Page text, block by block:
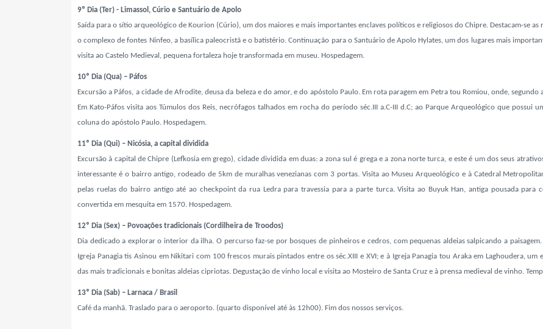
9º Dia (Ter) - Limassol, Cúrio e Santuário de Apolo
Saída para o sítio arqueológico de Kourion (Cúrio), um dos maiores e mais importantes enclaves políticos e religiosos do Chipre. Destacam-se as
o complexo de fontes Ninfeo, a basílica paleocristã e o batistério. Continuação para o Santuário de Apolo Hylates, um dos lugares mais
visita ao Castelo Medieval, pequena fortaleza hoje transformada em museu. Hospedagem.
10º Dia (Qua) – Páfos
Excursão a Páfos, a cidade de Afrodite, deusa da beleza e do amor, e do apóstolo Paulo. Em rota paragem em Petra tou Romiou, onde,
Em Kato-Páfos visita aos Túmulos dos Reis, necrófagos talhados em rocha do período séc.III a.C-III d.C; ao Parque Arqueológico que possui
coluna do apóstolo Paulo. Hospedagem.
11º Dia (Qui) – Nicósia, a capital dividida
Excursão à capital de Chipre (Lefkosia em grego), cidade dividida em duas: a zona sul é grega e a zona norte turca, e este é um dos seus
interessante é o bairro antigo, rodeado de 5km de muralhas venezianas com 3 portas. Visita ao Museu Arqueológico e à Catedral
pelas ruelas do bairro antigo até ao checkpoint da rua Ledra para travessia para a parte turca. Visita ao Buyuk Han, antiga pousada para
convertida em mesquita em 1570. Hospedagem.
12º Dia (Sex) – Povoações tradicionais (Cordilheira de Troodos)
Dia dedicado a explorar o interior da ilha. O percurso faz-se por bosques de pinheiros e cedros, com pequenas aldeias salpicando a
Igreja Panagia tis Asinou em Nikitari com 100 frescos murais pintados entre os séc.XIII e XVI; e à Igreja Panagia tou Araka em Laghoudera,
das mais tradicionais e bonitas aldeias cipriotas. Degustação de vinho local e visita ao Mosteiro de Santa Cruz e à prensa medieval de vinho.
13º Dia (Sab) – Larnaca / Brasil
Café da manhã. Traslado para o aeroporto. (quarto disponível até às 12h00). Fim dos nossos serviços.